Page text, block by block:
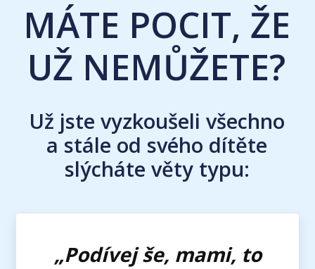
MÁTE POCIT, ŽE
UŽ NEMŮŽETE?
Už jste vyzkoušeli všechno
a stále od svého dítěte
slýcháte věty typu:
„Podívej še, mami, to